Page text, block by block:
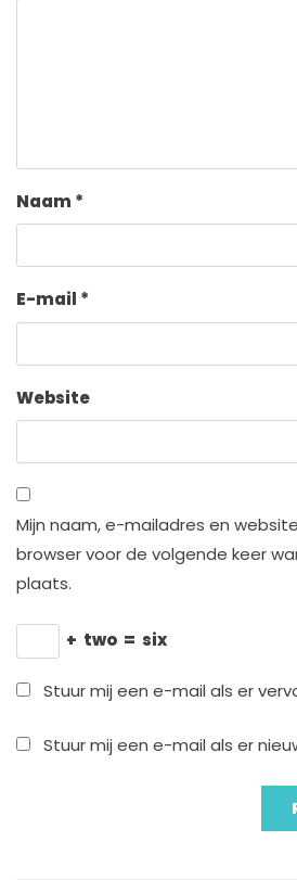
Naam *
E-mail *
Website
Mijn naam, e-mailadres en
browser voor de volgende keer
plaats.
+ two = six
Stuur mij een e-mail als er
Stuur mij een e-mail als er